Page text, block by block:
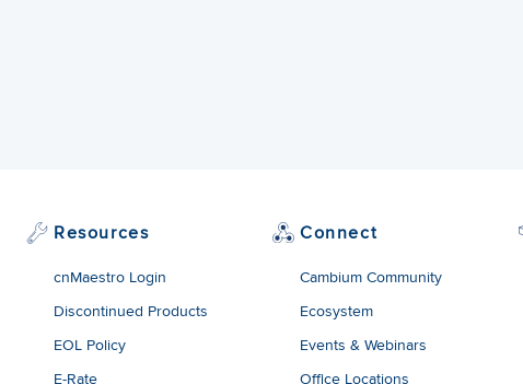
Resources
cnMaestro Login
Discontinued Products
EOL Policy
E-Rate
Connect
Cambium Community
Ecosystem
Events & Webinars
Office Locations